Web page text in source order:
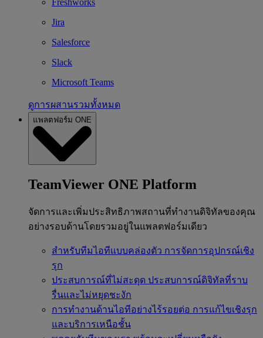
Freshworks
Jira
Salesforce
Slack
Microsoft Teams
ดูการผสานรวมทั้งหมด
แพลตฟอร์ม ONE
TeamViewer ONE Platform
จัดการและเพิ่มประสิทธิภาพสถานที่ทำงานดิจิทัลของคุณ
อย่างรอบด้านโดยรวมอยู่ในแพลตฟอร์มเดียว
สำหรับทีมไอทีแบบคล่องตัว การจัดการอุปกรณ์เชิง
รุก
ประสบการณ์ที่ไม่สะดุด ประสบการณ์ดิจิทัลที่ราบ
รื่นและไม่หยุดชะงัก
การทำงานด้านไอทีอย่างไร้รอยต่อ การแก้ไขเชิงรุก
และบริการเหนือชั้น